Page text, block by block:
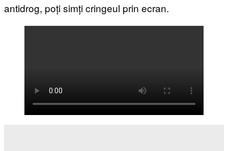
antidrog, poți simți cringeul prin ecran.